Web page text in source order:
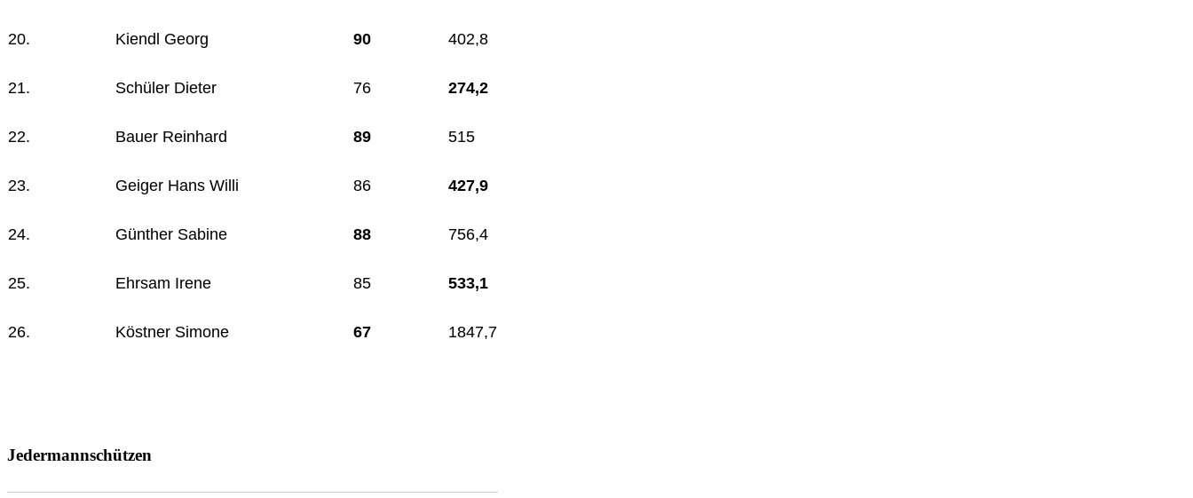
20. Kiendl Georg 90 402,8
21. Schüler Dieter 76 274,2
22. Bauer Reinhard 89 515
23. Geiger Hans Willi 86 427,9
24. Günther Sabine 88 756,4
25. Ehrsam Irene 85 533,1
26. Köstner Simone 67 1847,7
Jedermannschützen